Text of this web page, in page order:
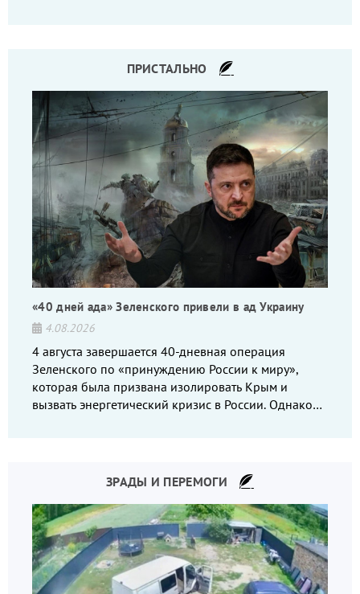
ПРИСТАЛЬНО
«40 дней ада» Зеленского привели в ад Украину
4.08.2026
4 августа завершается 40-дневная операция
Зеленского по «принуждению России к миру»,
которая была призвана изолировать Крым и
вызвать энергетический кризис в России. Однако
ЗРАДЫ И ПЕРЕМОГИ